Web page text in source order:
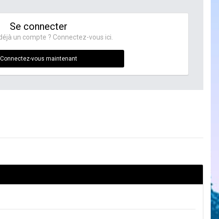
Se connecter
un compte ? Connectez-vous ici.
Connectez-vous maintenant